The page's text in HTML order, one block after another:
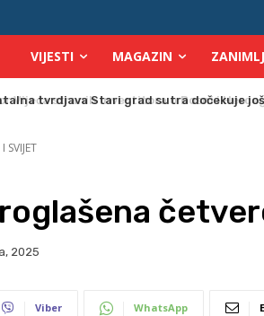
VIJESTI MAGAZIN
stranih investitora u Bosni i
SVIJET
2025
Viber WhatsApp